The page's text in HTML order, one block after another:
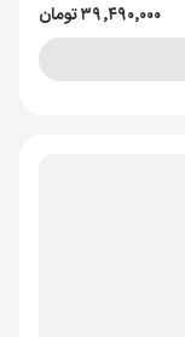
۳۹٬۴۹۰٬۰۰۰ تومان